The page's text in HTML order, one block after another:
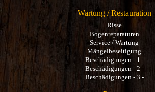
Wartung / Restauration
Risse
Bogenreparaturen
Service / Wartung
Mängelbeseitigung
Beschädigungen - 1 -
Beschädigungen - 2 -
Beschädigungen - 3 -